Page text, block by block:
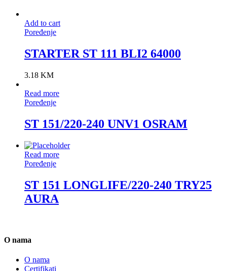
Add to cart
Poređenje
STARTER ST 111 BLI2 64000
3.18 KM
Read more
Poređenje
ST 151/220-240 UNV1 OSRAM
Read more
Poređenje
ST 151 LONGLIFE/220-240 TRY25
AURA
O nama
O nama
Certifikati